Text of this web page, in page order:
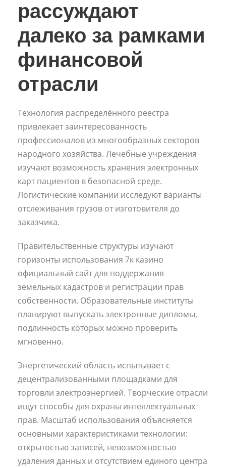
рассуждают
далеко за рамками
финансовой
отрасли
Технология распределённого реестра
привлекает заинтересованность
профессионалов из многообразных секторов
народного хозяйства. Лечебные учреждения
изучают возможность хранения электронных
карт пациентов в безопасной среде.
Логистические компании исследуют варианты
отслеживания грузов от изготовителя до
заказчика.
Правительственные структуры изучают
горизонты использования 7к казино
официальный сайт для поддержания
земельных кадастров и регистрации прав
собственности. Образовательные институты
планируют выпускать электронные дипломы,
подлинность которых можно проверить
мгновенно.
Энергетический область испытывает с
децентрализованными площадками для
торговли электроэнергией. Творческие отрасли
ищут способы для охраны интеллектуальных
прав. Масштаб использования объясняется
основными характеристиками технологии:
открытостью записей, невозможностью
удаления данных и отсутствием единого центра